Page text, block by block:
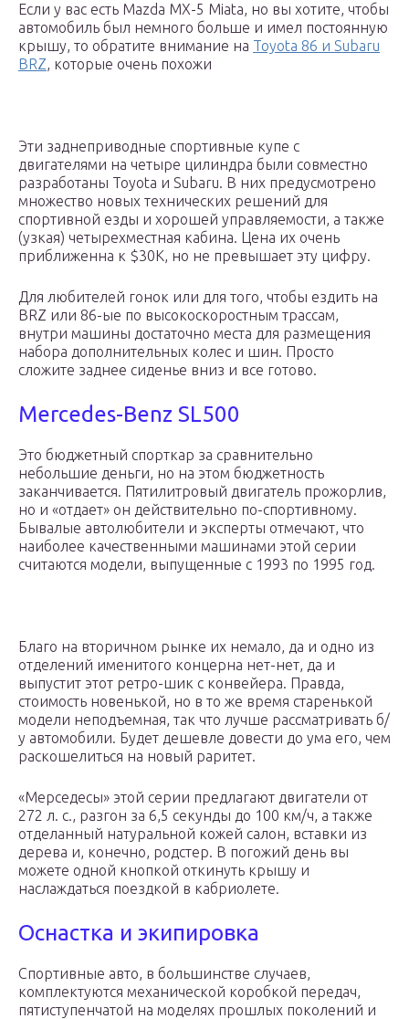
Если у вас есть Mazda MX-5 Miata, но вы хотите, чтобы
автомобиль был немного больше и имел постоянную
крышу, то обратите внимание на Toyota 86 и Subaru
BRZ, которые очень похожи
Эти заднеприводные спортивные купе с
двигателями на четыре цилиндра были совместно
разработаны Toyota и Subaru. В них предусмотрено
множество новых технических решений для
спортивной езды и хорошей управляемости, а также
(узкая) четырехместная кабина. Цена их очень
приближенна к $30К, но не превышает эту цифру.
Для любителей гонок или для того, чтобы ездить на
BRZ или 86-ые по высокоскоростным трассам,
внутри машины достаточно места для размещения
набора дополнительных колес и шин. Просто
сложите заднее сиденье вниз и все готово.
Mercedes-Benz SL500
Это бюджетный спорткар за сравнительно
небольшие деньги, но на этом бюджетность
заканчивается. Пятилитровый двигатель прожорлив,
но и «отдает» он действительно по-спортивному.
Бывалые автолюбители и эксперты отмечают, что
наиболее качественными машинами этой серии
считаются модели, выпущенные с 1993 по 1995 год.
Благо на вторичном рынке их немало, да и одно из
отделений именитого концерна нет-нет, да и
выпустит этот ретро-шик с конвейера. Правда,
стоимость новенькой, но в то же время старенькой
модели неподъемная, так что лучше рассматривать б/
у автомобили. Будет дешевле довести до ума его, чем
раскошелиться на новый раритет.
«Мерседесы» этой серии предлагают двигатели от
272 л. с., разгон за 6,5 секунды до 100 км/ч, а также
отделанный натуральной кожей салон, вставки из
дерева и, конечно, родстер. В погожий день вы
можете одной кнопкой откинуть крышу и
наслаждаться поездкой в кабриолете.
Оснастка и экипировка
Спортивные авто, в большинстве случаев,
комплектуются механической коробкой передач,
пятиступенчатой на моделях прошлых поколений и